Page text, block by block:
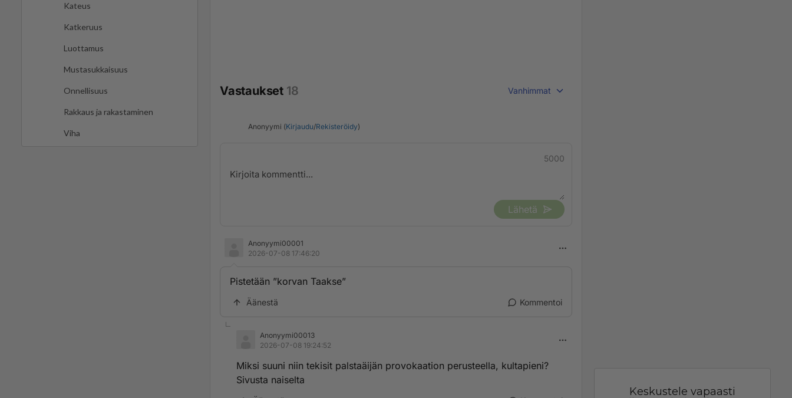
Kateus
Katkeruus
Luottamus
Mustasukkaisuus
Onnellisuus
Rakkaus ja rakastaminen
Viha
Vastaukset 18 Vanhimmat
Anonyymi (Kirjaudu/Rekisteröidy)
5000
Lähetä
Anonyymi00001
2026-07-08 17:46:20
Pistetään ”korvan Taakse”
Äänestä Kommentoi
Anonyymi00013
2026-07-08 19:24:52
Miksi suuni niin tekisit palstaäijän provokaation perusteella, kultapieni?
Sivusta naiselta
Keskustele vapaasti